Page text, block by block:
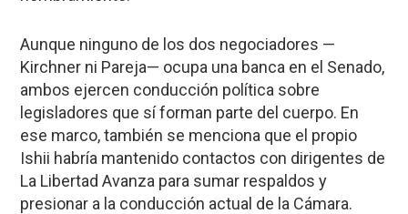
Aunque ninguno de los dos negociadores —
Kirchner ni Pareja— ocupa una banca en el Senado,
ambos ejercen conducción política sobre
legisladores que sí forman parte del cuerpo. En
ese marco, también se menciona que el propio
Ishii habría mantenido contactos con dirigentes de
La Libertad Avanza para sumar respaldos y
presionar a la conducción actual de la Cámara.